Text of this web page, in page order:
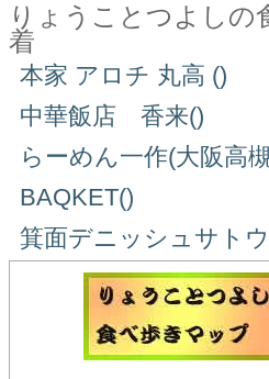
りょうことつよしの
着
本家 アロチ 丸高 ()
中華飯店 香来()
らーめん一作(大阪高
BAQKET()
箕面デニッシュサト